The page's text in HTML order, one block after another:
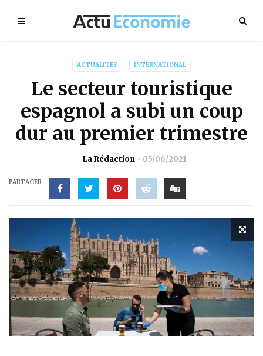
ACTUALITÉS INTERNATIONAL
Le secteur touristique
espagnol a subi un coup
dur au premier trimestre
La Rédaction 05/06/2021
PARTAGER